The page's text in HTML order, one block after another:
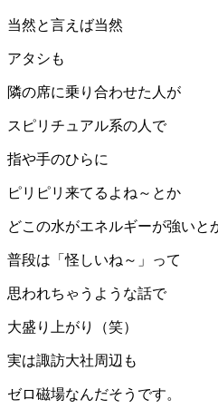
当然と言えば当然
アタシも
隣の席に乗り合わせた人が
スピリチュアル系の人で
指や手のひらに
ピリピリ来てるよね～とか
どこの水がエネルギーが強いと
普段は「怪しいね～」って
思われちゃうような話で
大盛り上がり（笑）
実は諏訪大社周辺も
ゼロ磁場なんだそうです。